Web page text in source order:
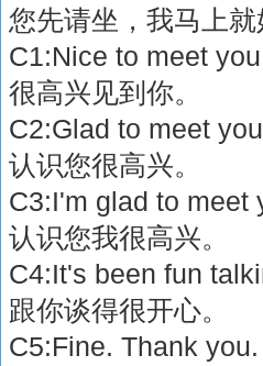
您先请坐，我马上就
C1:Nice to meet
很高兴见到你。
C2:Glad to meet
认识您很高兴。
C3:I'm glad to meet
认识您我很高兴。
C4:It's been fun
跟你谈得很开心。
C5:Fine. Thank